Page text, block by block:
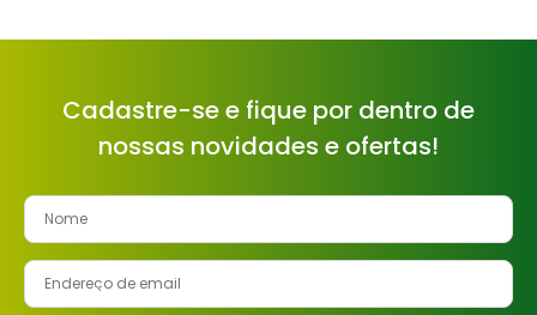
Cadastre-se e fique por dentro de
nossas novidades e ofertas!